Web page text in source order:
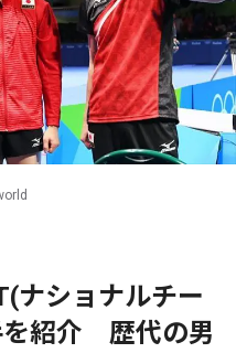
ナショナルチー
紹介 歴代の男